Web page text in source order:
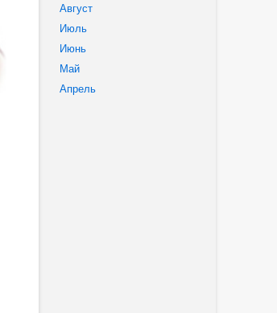
Август
Июль
Июнь
Май
Апрель